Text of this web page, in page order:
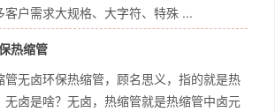
客户需求大规格、大字符、特殊 ...
热缩管
管无卤环保热缩管，顾名思义，指的就是热
无卤是啥？无卤，热缩管就是热缩管中卤元